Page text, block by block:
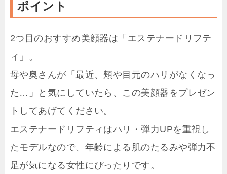
ポイント
2つ目のおすすめ美顔器は「エステナードリフテ
ィ」。
母や奥さんが「最近、頬や目元のハリがなくなっ
た…」と気にしていたら、この美顔器をプレゼン
トしてあげてください。
エステナードリフティはハリ・弾力UPを重視し
たモデルなので、年齢による肌のたるみや弾力不
足が気になる女性にぴったりです。